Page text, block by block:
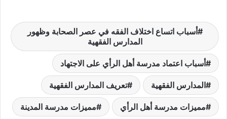
أسباب اتساع اختلاف الفقه في عصر الصحابة وظهور
المدارس الفقهية
أسباب اعتماد مدرسة أهل الرأي على الاجتهاد
المدارس الفقهية تعريف المدارس الفقهية
مميزات مدرسة أهل الرأي مميزات مدرسة المدينة